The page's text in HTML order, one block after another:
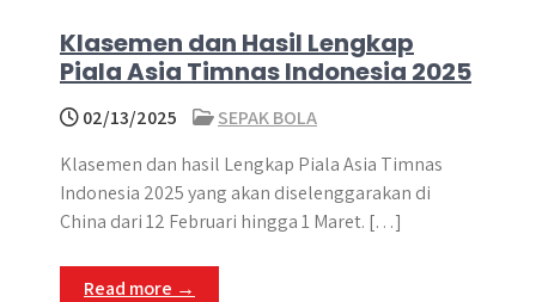
Klasemen dan Hasil Lengkap
Piala Asia Timnas Indonesia 2025
02/13/2025
SEPAK BOLA
Klasemen dan hasil Lengkap Piala Asia Timnas
Indonesia 2025 yang akan diselenggarakan di
China dari 12 Februari hingga 1 Maret. […]
Read more →